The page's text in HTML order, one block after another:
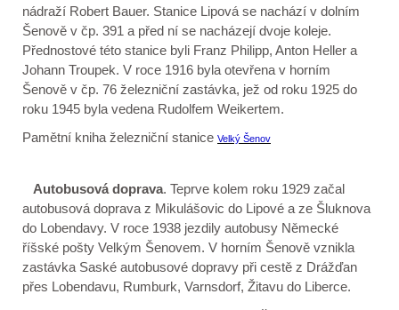
nádraží Robert Bauer. Stanice Lipová se nachází v dolním
Šenově v čp. 391 a před ní se nacházejí dvoje koleje.
Přednostové této stanice byli Franz Philipp, Anton Heller a
Johann Troupek. V roce 1916 byla otevřena v horním
Šenově v čp. 76 železniční zastávka, jež od roku 1925 do
roku 1945 byla vedena Rudolfem Weikertem.
Pamětní kniha železniční stanice Velký Šenov
Autobusová doprava. Teprve kolem roku 1929 začal
autobusová doprava z Mikulášovic do Lipové a ze Šluknova
do Lobendavy. V roce 1938 jezdily autobusy Německé
říšské pošty Velkým Šenovem. V horním Šenově vznikla
zastávka Saské autobusové dopravy při cestě z Drážďan
přes Lobendavu, Rumburk, Varnsdorf, Žitavu do Liberce.